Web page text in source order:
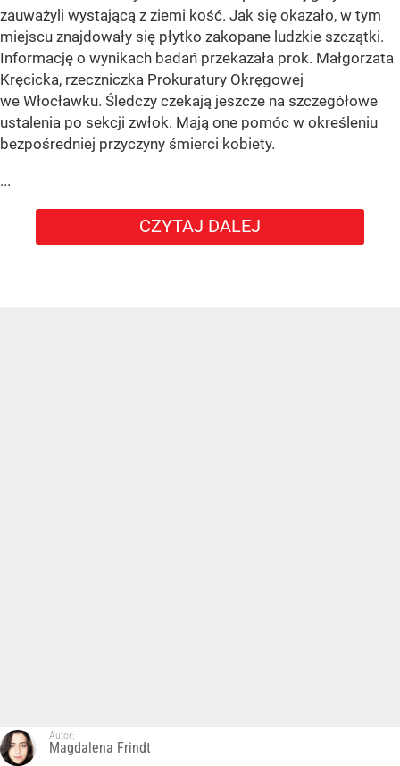
zauważyli wystającą z ziemi kość. Jak się okazało, w tym
miejscu znajdowały się płytko zakopane ludzkie szczątki.
Informację o wynikach badań przekazała prok. Małgorzata
Kręcicka, rzeczniczka Prokuratury Okręgowej
we Włocławku. Śledczy czekają jeszcze na szczegółowe
ustalenia po sekcji zwłok. Mają one pomóc w określeniu
bezpośredniej przyczyny śmierci kobiety.
...
CZYTAJ DALEJ
Autor:
Magdalena Frindt